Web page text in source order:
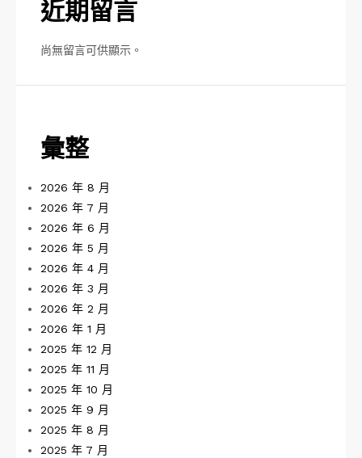
近期留言
尚無留言可供顯示。
彙整
2026 年 8 月
2026 年 7 月
2026 年 6 月
2026 年 5 月
2026 年 4 月
2026 年 3 月
2026 年 2 月
2026 年 1 月
2025 年 12 月
2025 年 11 月
2025 年 10 月
2025 年 9 月
2025 年 8 月
2025 年 7 月